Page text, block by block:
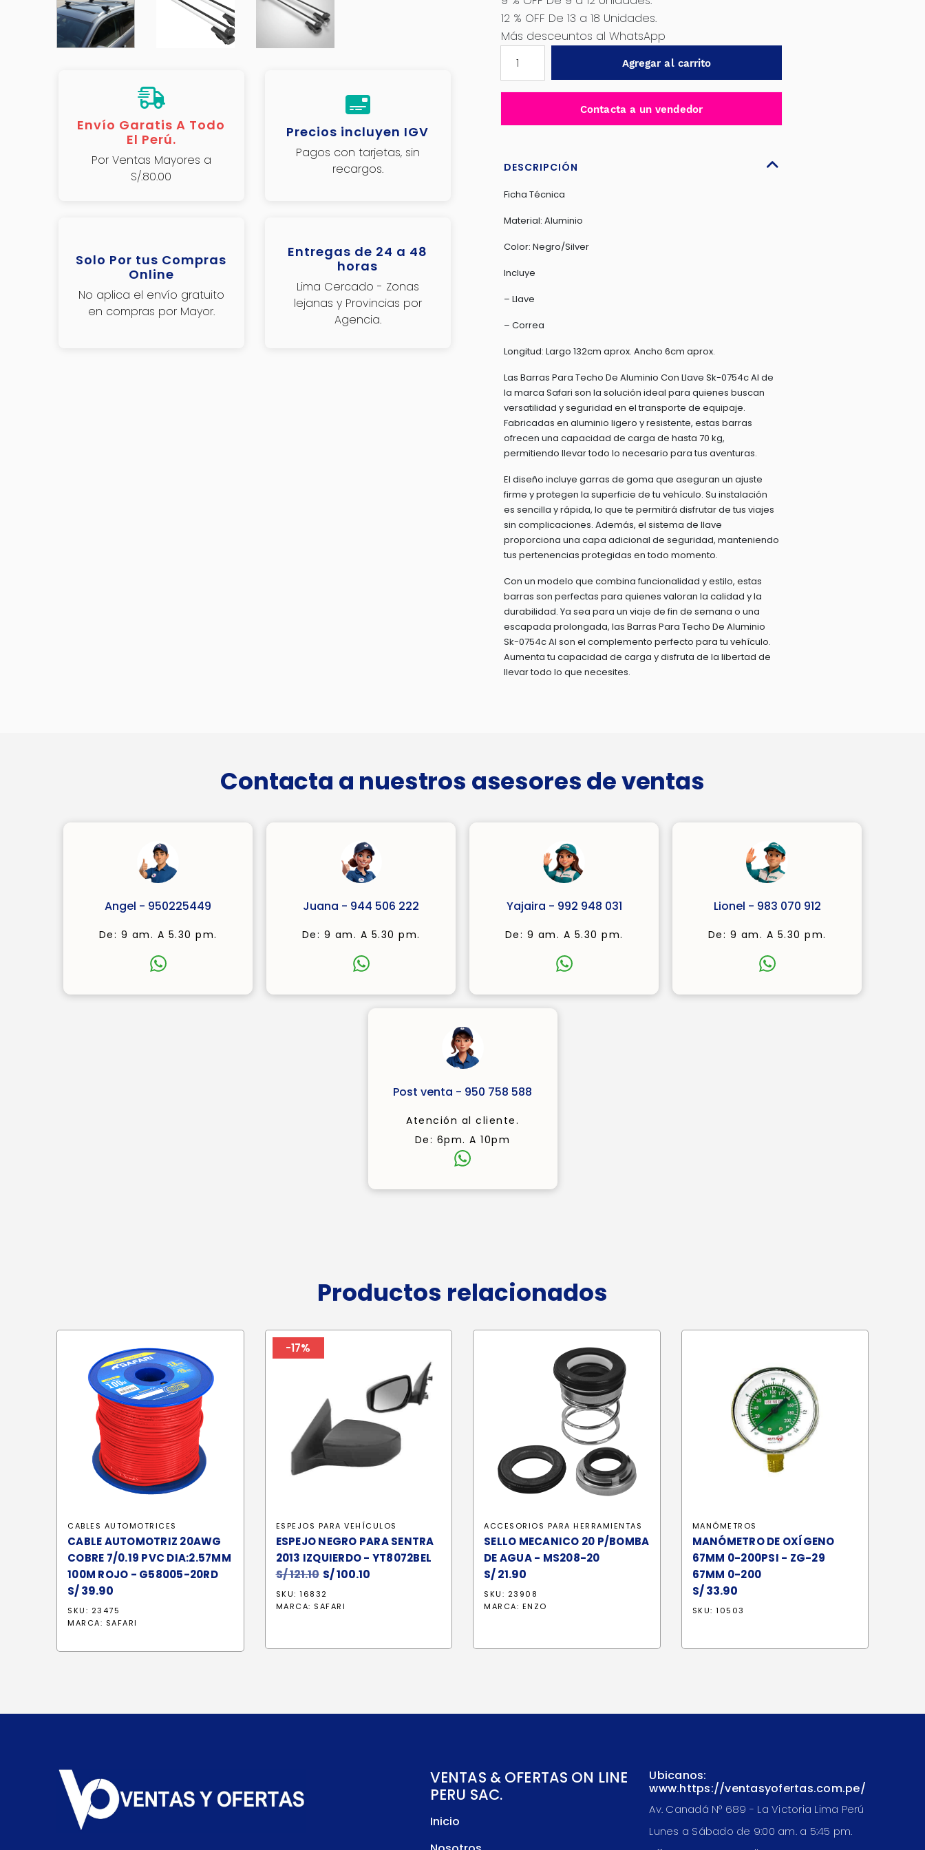
Envío Garatis A Todo
El Perú.
Por Ventas Mayores a
S/.80.00
Precios incluyen IGV
Pagos con tarjetas, sin
recargos.
Solo Por tus Compras
Online
No aplica el envío gratuito
en compras por Mayor.
Entregas de 24 a 48
horas
Lima Cercado - Zonas
lejanas y Provincias por
Agencia.
12 % OFF De 13 a 18 Unidades.
Más desceuntos al WhatsApp
TRANSVERSALES
ALUMINIO
LLAVE
SK-
0754C
cantidad
Agregar al carrito
Contacta a un vendedor
DESCRIPCIÓN
Ficha Técnica
Material: Aluminio
Color: Negro/Silver
Incluye
– Llave
– Correa
Longitud: Largo 132cm aprox. Ancho 6cm aprox.
Las Barras Para Techo De Aluminio Con Llave Sk-0754c Al de
la marca Safari son la solución ideal para quienes buscan
versatilidad y seguridad en el transporte de equipaje.
Fabricadas en aluminio ligero y resistente, estas barras
ofrecen una capacidad de carga de hasta 70 kg,
permitiendo llevar todo lo necesario para tus aventuras.
El diseño incluye garras de goma que aseguran un ajuste
firme y protegen la superficie de tu vehículo. Su instalación
es sencilla y rápida, lo que te permitirá disfrutar de tus viajes
sin complicaciones. Además, el sistema de llave
proporciona una capa adicional de seguridad, manteniendo
tus pertenencias protegidas en todo momento.
Con un modelo que combina funcionalidad y estilo, estas
barras son perfectas para quienes valoran la calidad y la
durabilidad. Ya sea para un viaje de fin de semana o una
escapada prolongada, las Barras Para Techo De Aluminio
Sk-0754c Al son el complemento perfecto para tu vehículo.
Aumenta tu capacidad de carga y disfruta de la libertad de
llevar todo lo que necesites.
Contacta a nuestros asesores de ventas
Angel - 950225449
De: 9 am. A 5.30 pm.
Juana - 944 506 222
De: 9 am. A 5.30 pm.
Yajaira - 992 948 031
De: 9 am. A 5.30 pm.
Lionel - 983 070 912
De: 9 am. A 5.30 pm.
Post venta - 950 758 588
Atención al cliente.
De: 6pm. A 10pm
Productos relacionados
CABLES AUTOMOTRICES
CABLE AUTOMOTRIZ 20AWG
COBRE 7/0.19 PVC DIA:2.57MM
100M ROJO - G58005-20RD
S/39.90
SKU: 23475
MARCA: SAFARI
-17%
ESPEJOS PARA VEHÍCULOS
ESPEJO NEGRO PARA SENTRA
2013 IZQUIERDO - YT8072BEL
S/121.10 El
precio
original
S/100.10
SKU: 16832
MARCA: SAFARI
ACCESORIOS PARA HERRAMIENTAS
SELLO MECANICO 20 P/BOMBA
DE AGUA - MS208-20
S/21.90
SKU: 23908
MARCA: ENZO
MANÓMETROS
MANÓMETRO DE OXÍGENO
67MM 0-200PSI - ZG-29
67MM 0-200
S/33.90
SKU: 10503
VENTAS & OFERTAS ON LINE
PERU SAC.
Inicio
Ubicanos:
www.https://ventasyofertas.com.pe/
Av. Canadá N° 689 - La Victoria Lima Perú
Lunes a Sábado de 9:00 am. a 5:45 pm.